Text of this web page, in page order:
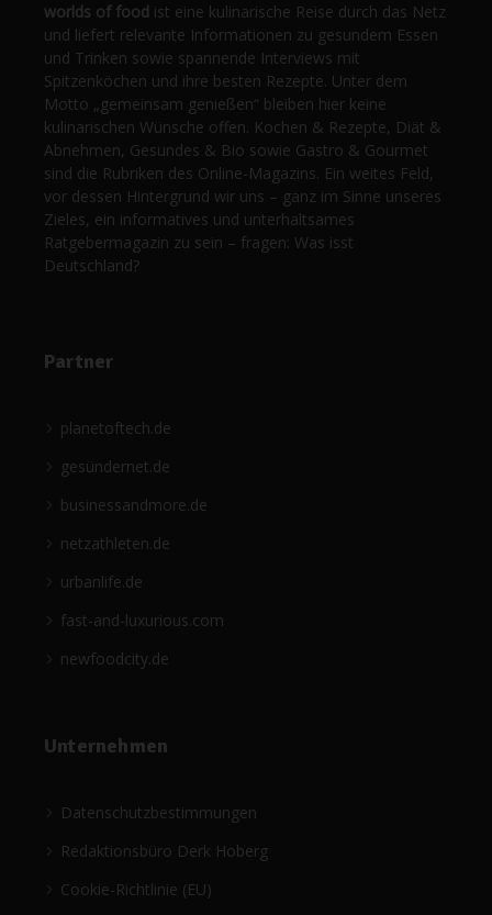
worlds of food ist eine kulinarische Reise durch das Netz
und liefert relevante Informationen zu gesundem Essen
und Trinken sowie spannende Interviews mit
Spitzenköchen und ihre besten Rezepte. Unter dem
Motto „gemeinsam genießen“ bleiben hier keine
kulinarischen Wünsche offen. Kochen & Rezepte, Diät &
Abnehmen, Gesundes & Bio sowie Gastro & Gourmet
sind die Rubriken des Online-Magazins. Ein weites Feld,
vor dessen Hintergrund wir uns – ganz im Sinne unseres
Zieles, ein informatives und unterhaltsames
Ratgebermagazin zu sein – fragen: Was isst
Deutschland?
Partner
planetoftech.de
gesündernet.de
businessandmore.de
netzathleten.de
urbanlife.de
fast-and-luxurious.com
newfoodcity.de
Unternehmen
Datenschutzbestimmungen
Redaktionsbüro Derk Hoberg
Cookie-Richtlinie (EU)